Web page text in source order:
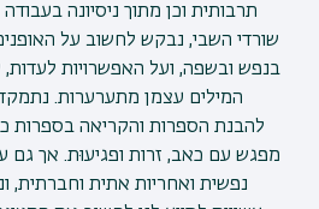
תרבותית וכן מתוך ניסיונה
שורדי השבי, נבקש לחשוב על
בנפש ובשפה, ועל האפשרויות
המילים עצמן מתערערות.
להבנת הספרות והקריאה בספרות
מפגש עם כאב, זרות ופגיעוּת. אך גם
נפשית ואחריות אתית